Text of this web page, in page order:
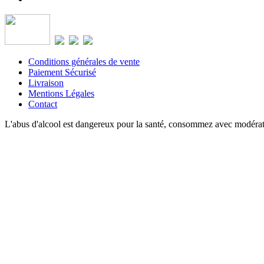
Conditions générales de vente
Paiement Sécurisé
Livraison
Mentions Légales
Contact
L'abus d'alcool est dangereux pour la santé, consommez avec